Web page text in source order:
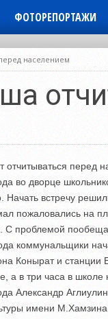
ФОТОРЕПОРТАЖИ
населением
перед
во дворце
встречу
пожаловались на
С проблемой
коммунальщики
Конырат и станции
а в три часа в
Александр
имени М.Хамзина.